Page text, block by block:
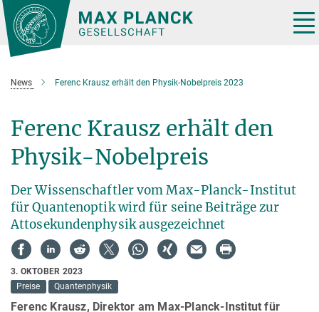
Hauptinhalt
News Ferenc Krausz erhält den Physik-Nobelpreis 2023
Ferenc Krausz erhält den
Physik-Nobelpreis
Der Wissenschaftler vom Max-Planck-Institut
für Quantenoptik wird für seine Beiträge zur
Attosekundenphysik ausgezeichnet
3. OKTOBER 2023
Preise
Quantenphysik
Ferenc Krausz, Direktor am Max-Planck-Institut für